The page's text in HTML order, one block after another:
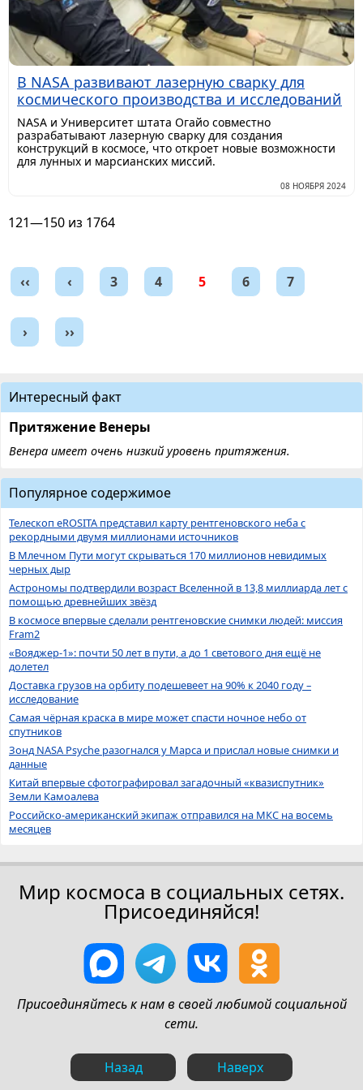
В NASA развивают лазерную сварку для
космического производства и исследований
NASA и Университет штата Огайо совместно
разрабатывают лазерную сварку для создания
конструкций в космосе, что откроет новые возможности
для лунных и марсианских миссий.
08 НОЯБРЯ 2024
121—150 из 1764
‹‹ ‹ 3 4 5 6 7
› ››
Интересный факт
Притяжение Венеры
Венера имеет очень низкий уровень притяжения.
Популярное содержимое
Телескоп eROSITA представил карту рентгеновского неба с
рекордными двумя миллионами источников
В Млечном Пути могут скрываться 170 миллионов невидимых
черных дыр
Астрономы подтвердили возраст Вселенной в 13,8 миллиарда лет с
помощью древнейших звёзд
В космосе впервые сделали рентгеновские снимки людей: миссия
Fram2
«Вояджер-1»: почти 50 лет в пути, а до 1 светового дня ещё не
долетел
Доставка грузов на орбиту подешевеет на 90% к 2040 году –
исследование
Самая чёрная краска в мире может спасти ночное небо от
спутников
Зонд NASA Psyche разогнался у Марса и прислал новые снимки и
данные
Китай впервые сфотографировал загадочный «квазиспутник»
Земли Камоалева
Российско-американский экипаж отправился на МКС на восемь
месяцев
Мир космоса в социальных сетях.
Присоединяйся!
Присоединяйтесь к нам в своей любимой социальной
сети.
Назад Наверх